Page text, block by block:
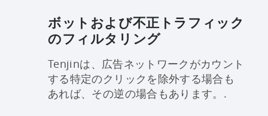
ボットおよび不正トラフィック
のフィルタリング
Tenjinは、広告ネットワークがカウント
する特定のクリックを除外する場合も
あれば、その逆の場合もあります。.